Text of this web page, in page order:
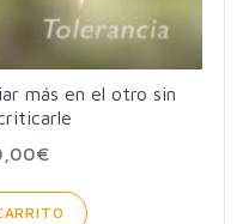
más en el otro sin
€